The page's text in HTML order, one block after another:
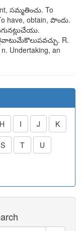
సమ్మతించు. To
have, obtain, పొందు.
.
. R.
n. Undertaking, an
H I J K
S T U